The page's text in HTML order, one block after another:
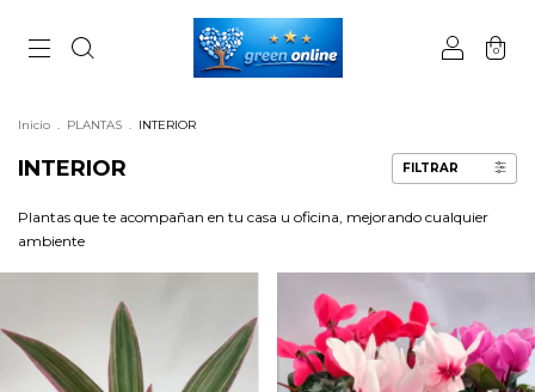
0
Inicio . PLANTAS . INTERIOR
INTERIOR FILTRAR
Plantas que te acompañan en tu casa u oficina, mejorando cualquier
ambiente